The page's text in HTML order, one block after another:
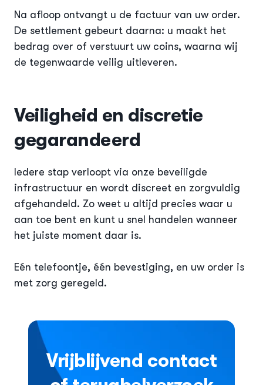
Na afloop ontvangt u de factuur van uw order.
De settlement gebeurt daarna: u maakt het
bedrag over of verstuurt uw coins, waarna wij
de tegenwaarde veilig uitleveren.
Veiligheid en discretie
gegarandeerd
Iedere stap verloopt via onze beveiligde
infrastructuur en wordt discreet en zorgvuldig
afgehandeld. Zo weet u altijd precies waar u
aan toe bent en kunt u snel handelen wanneer
het juiste moment daar is.
Eén telefoontje, één bevestiging, en uw order is
met zorg geregeld.
Vrijblijvend contact